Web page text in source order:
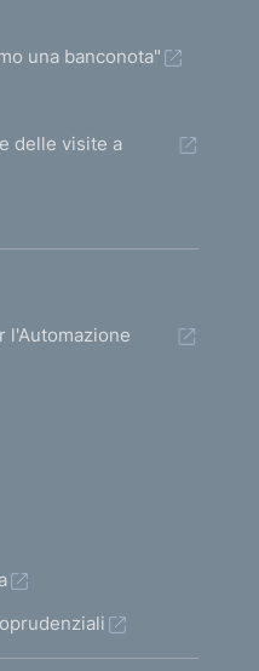
una banconota"
delle visite a
l'Automazione